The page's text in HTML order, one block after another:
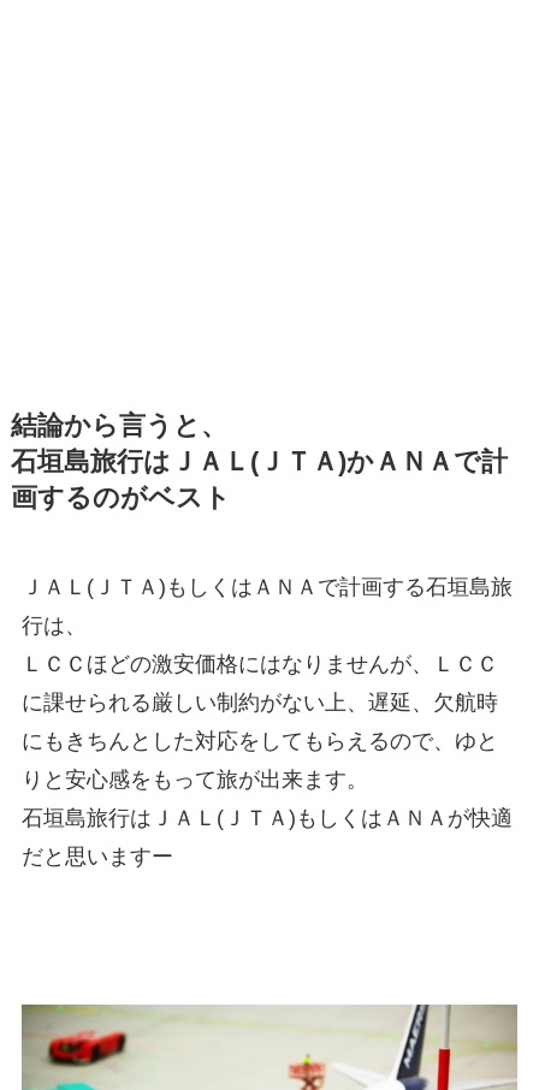
結論から言うと、
石垣島旅行はＪＡＬ(ＪＴＡ)かＡＮＡで計
画するのがベスト
ＪＡＬ(ＪＴＡ)もしくはＡＮＡで計画する石垣島旅
行は、
ＬＣＣほどの激安価格にはなりませんが、ＬＣＣ
に課せられる厳しい制約がない上、遅延、欠航時
にもきちんとした対応をしてもらえるので、ゆと
りと安心感をもって旅が出来ます。
石垣島旅行はＪＡＬ(ＪＴＡ)もしくはＡＮＡが快適
だと思いますー